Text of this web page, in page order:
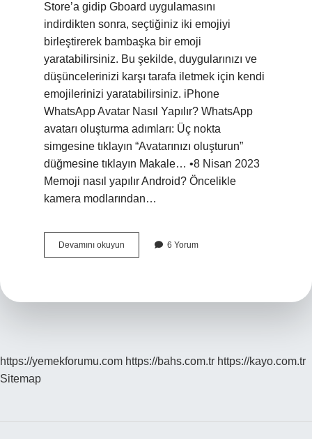
Store’a gidip Gboard uygulamasını
indirdikten sonra, seçtiğiniz iki emojiyi
birleştirerek bambaşka bir emoji
yaratabilirsiniz. Bu şekilde, duygularınızı ve
düşüncelerinizi karşı tarafa iletmek için kendi
emojilerinizi yaratabilirsiniz. iPhone
WhatsApp Avatar Nasıl Yapılır? WhatsApp
avatarı oluşturma adımları: Üç nokta
simgesine tıklayın “Avatarınızı oluşturun”
düğmesine tıklayın Makale… •8 Nisan 2023
Memoji nasıl yapılır Android? Öncelikle
kamera modlarından…
Devamını okuyun Whatsappta
Memoji
6 Yorum
https://yemekforumu.com https://bahs.com.tr https://kayo.com.tr
Sitemap